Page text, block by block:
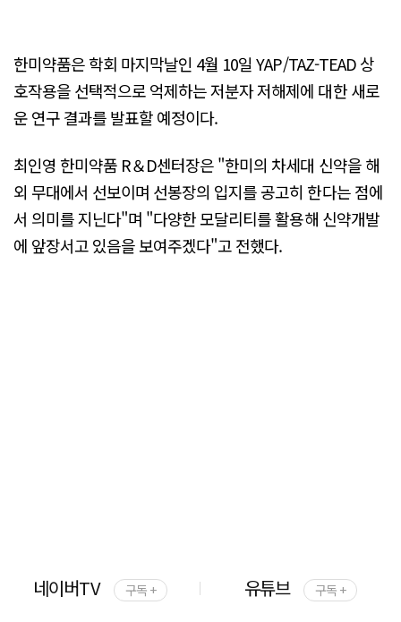
한미약품은 학회 마지막날인 4월 10일 YAP/TAZ-TEAD 상
호작용을 선택적으로 억제하는 저분자 저해제에 대한 새로
운 연구 결과를 발표할 예정이다.
최인영 한미약품 R＆D센터장은 "한미의 차세대 신약을 해
외 무대에서 선보이며 선봉장의 입지를 공고히 한다는 점에
서 의미를 지닌다"며 "다양한 모달리티를 활용해 신약개발
에 앞장서고 있음을 보여주겠다"고 전했다.
네이버TV 구독 + 유튜브 구독 +